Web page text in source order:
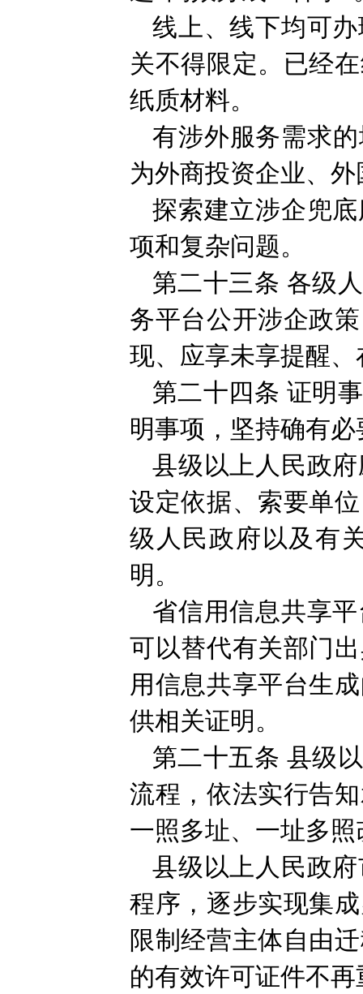
线上、线下均可
关不得限定。已经
纸质材料。
有涉外服务需求
为外商投资企业、
探索建立涉企兜
项和复杂问题。
第二十三条 各级
务平台公开涉企政
现、应享未享提醒
第二十四条 证明
明事项，坚持确有
县级以上人民政
设定依据、索要单
级人民政府以及有
明。
省信用信息共享
可以替代有关部门
用信息共享平台生
供相关证明。
第二十五条 县级
流程，依法实行告
一照多址、一址多照
县级以上人民政
程序，逐步实现集
限制经营主体自由
的有效许可证件不